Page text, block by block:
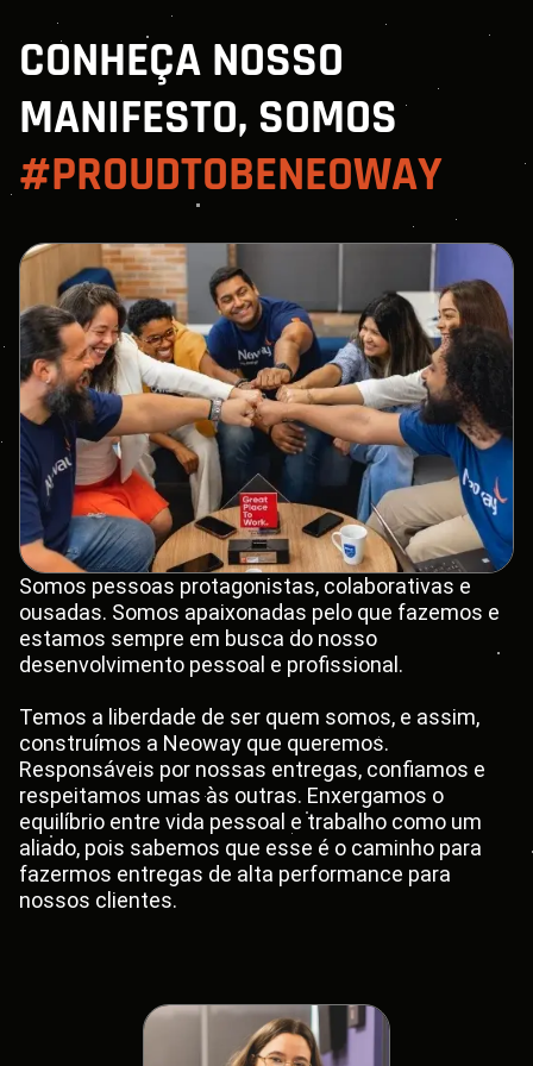
CONHEÇA NOSSO
MANIFESTO, SOMOS
#PROUDTOBENEOWAY
Somos pessoas protagonistas, colaborativas e
ousadas. Somos apaixonadas pelo que fazemos e
estamos sempre em busca do nosso
desenvolvimento pessoal e profissional.
Temos a liberdade de ser quem somos, e assim,
construímos a Neoway que queremos.
Responsáveis por nossas entregas, confiamos e
respeitamos umas às outras. Enxergamos o
equilíbrio entre vida pessoal e trabalho como um
aliado, pois sabemos que esse é o caminho para
fazermos entregas de alta performance para
nossos clientes.
implementação de novas ideias.